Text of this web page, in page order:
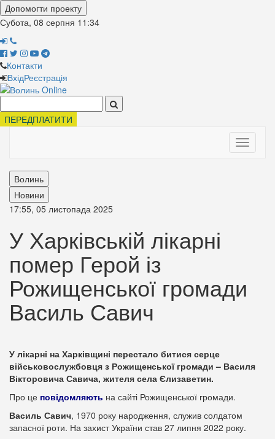
Допомогти проекту
Субота, 08 серпня 11:34
Контакти
ВхідРеєстрація
ПЕРЕДПЛАТИТИ
Toggle
Волинь
Новини
17:55, 05 листопада 2025
У Харківській лікарні
помер Герой із
Рожищенської громади
Василь Савич
У лікарні на Харківщині перестало битися серце
військовослужбовця з Рожищенської громади – Василя
Вікторовича Савича, жителя села Єлизаветин.
Про це повідомляють на сайті Рожищенської громади.
Василь Савич, 1970 року народження, служив солдатом
запасної роти. На захист України став 27 липня 2022 року.